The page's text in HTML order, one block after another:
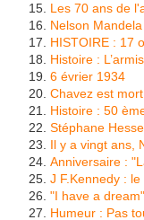
Les 70 ans de
Nelson
HISTOIRE : 17
Histoire :
6 évrier 1934
Chavez est mort
Histoire : 50
Stéphane
Il y a vingt ans,
Anniversaire :
J F.Kennedy :
"I have a
Humeur : Pas